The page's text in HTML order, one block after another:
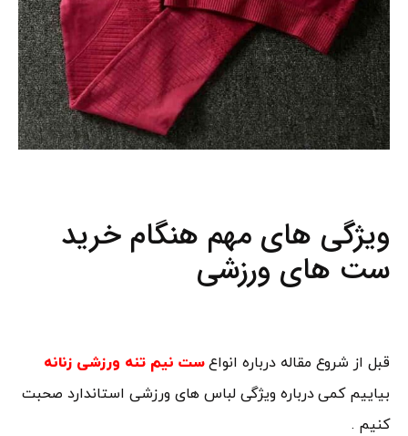
ویژگی های مهم هنگام خرید
ست های ورزشی
قبل از شروع مقاله درباره انواعست نیم تنه ورزشی زنانه
بیاییم کمی درباره ویژگی لباس های ورزشی استاندارد صحبت
کنیم .